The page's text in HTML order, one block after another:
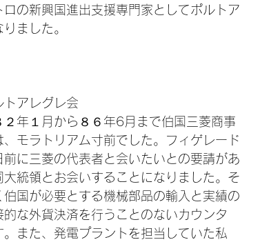
の新興国進出支援専門家としてポルトア
ました。
トアレグレ会
年１月から８６年6月まで伯国三菱商事
モラトリアム寸前でした。フィゲレード
に三菱の代表者と会いたいとの要請があ
統領とお会いすることになりました。そ
国が必要とする機械部品の輸入と実績の
な外貨決済を行うことのないカウンタ
また、発電プラントを担当していた私